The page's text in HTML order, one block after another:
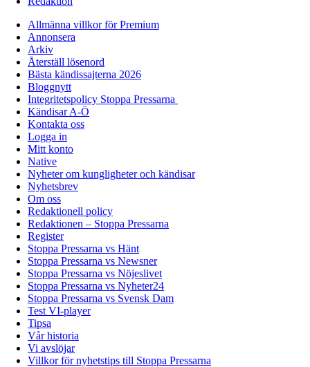
Allmänna villkor för Premium
Annonsera
Arkiv
Återställ lösenord
Bästa kändissajterna 2026
Bloggnytt
Integritetspolicy Stoppa Pressarna
Kändisar A-Ö
Kontakta oss
Logga in
Mitt konto
Native
Nyheter om kungligheter och kändisar
Nyhetsbrev
Om oss
Redaktionell policy
Redaktionen – Stoppa Pressarna
Register
Stoppa Pressarna vs Hänt
Stoppa Pressarna vs Newsner
Stoppa Pressarna vs Nöjeslivet
Stoppa Pressarna vs Nyheter24
Stoppa Pressarna vs Svensk Dam
Test VI-player
Tipsa
Vår historia
Vi avslöjar
Villkor för nyhetstips till Stoppa Pressarna